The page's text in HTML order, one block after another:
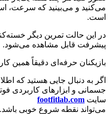
می‌کنید و می‌بینید که سرعت،
است.
در این حالت تمرین دیگر
پیشرفت قابل مشاهده می‌شود.
بازیکنان حرفه‌ای دقیقاً همین
اگر به دنبال جایی هستید که
جسمانی و ابزارهای کاربردی
سایت footfitlab.com
می‌تواند نقطه شروع خوبی باشد.